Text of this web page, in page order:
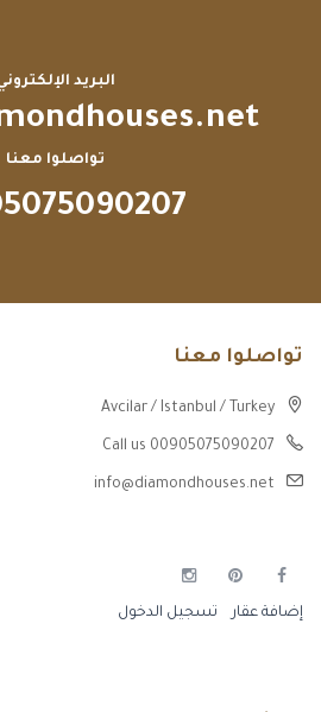
البريد
تواصلوا معنا
تواصلوا معنا
Avcilar / Istanbul / Turkey
Call us 00905075090207
info@diamondhouses.net
إضافة عقار تسجيل الدخول